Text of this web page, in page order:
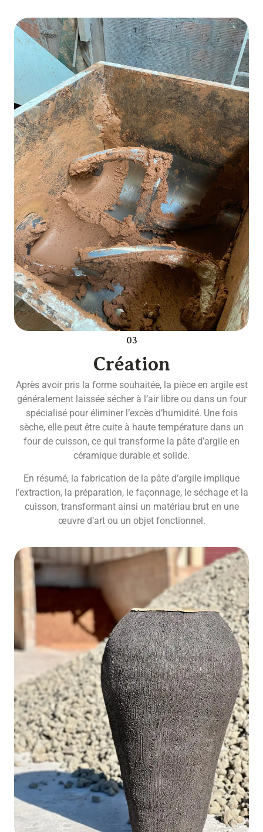
03
Création
Après avoir pris la forme souhaitée, la pièce en argile est
généralement laissée sécher à l’air libre ou dans un four
spécialisé pour éliminer l’excès d’humidité. Une fois
sèche, elle peut être cuite à haute température dans un
four de cuisson, ce qui transforme la pâte d’argile en
céramique durable et solide.
En résumé, la fabrication de la pâte d’argile implique
l’extraction, la préparation, le façonnage, le séchage et la
cuisson, transformant ainsi un matériau brut en une
œuvre d’art ou un objet fonctionnel.